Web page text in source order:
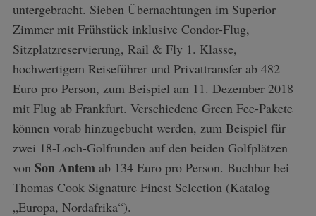
untergebracht. Sieben Übernachtungen im Superior
Zimmer mit Frühstück inklusive Condor-Flug,
Sitzplatzreservierung, Rail & Fly 1. Klasse,
hochwertigem Reiseführer und Privattransfer ab 482
Euro pro Person, zum Beispiel am 11. Dezember 2018
mit Flug ab Frankfurt. Verschiedene Green Fee-Pakete
können vorab hinzugebucht werden, zum Beispiel für
zwei 18-Loch-Golfrunden auf den beiden Golfplätzen
von Son Antemab 134 Euro pro Person. Buchbar bei
Thomas Cook Signature Finest Selection (Katalog
„Europa, Nordafrika“).